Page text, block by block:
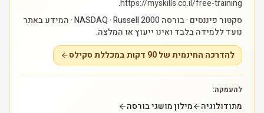
https://myskills.co.il/free-training.
סקטור פיננסים · בורסה NASDAQ · Russell 2000 · המידע באתר
נועד ללמידה בלבד ואינו ייעוץ או המלצה.
להדרכה החינמית של 90 דקות במכללת סקילס
להעמקה:
מתודולוגיה מילון מושגי בורסה